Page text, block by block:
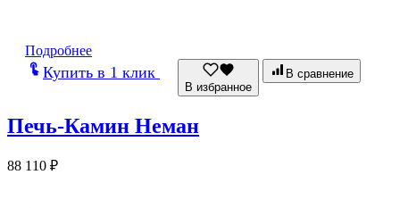
Подробнее
Купить в 1 клик
В избранное
В сравнение
Печь-Камин Неман
88 110 ₽